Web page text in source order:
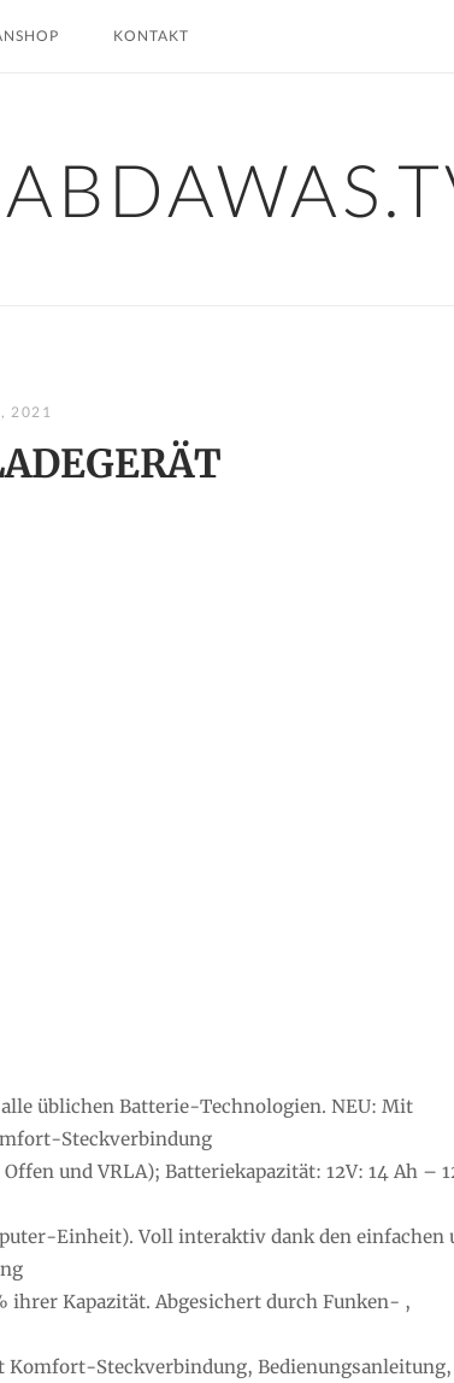
KONTAKT
2021
üblichen Batterie-Technologien. NEU: Mit
Steckverbindung
und VRLA); Batteriekapazität: 12V: 14 Ah –
Einheit). Voll interaktiv dank den einfachen
ihrer Kapazität. Abgesichert durch Funken- ,
Steckverbindung, Bedienungsanleitung,